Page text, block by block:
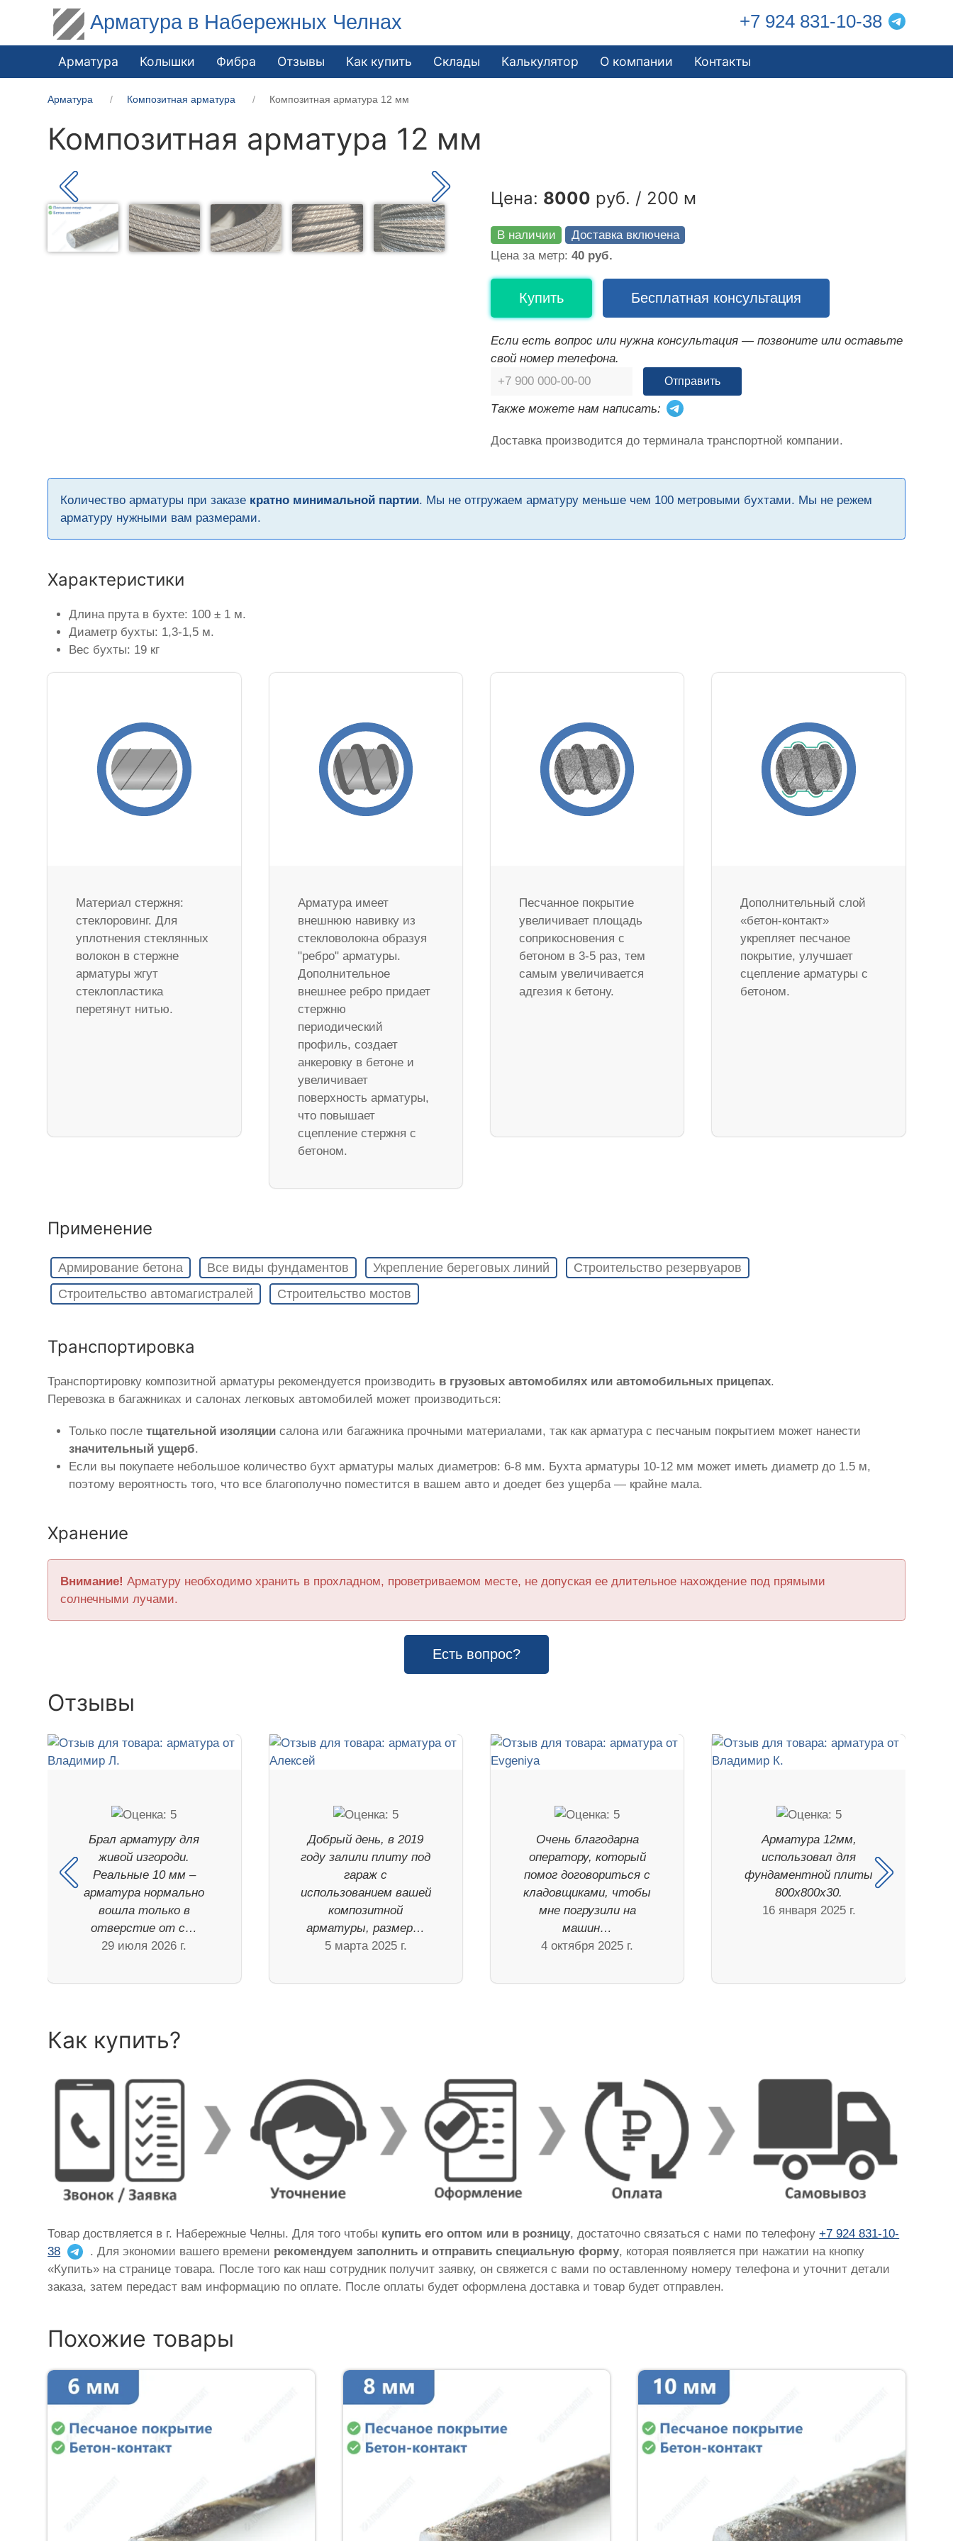
Арматура в Набережных Челнах +7 924 831-10-38
Арматура Колышки Фибра Отзывы Как купить Склады Калькулятор О компании Контакты
Арматура Композитная арматура Композитная арматура 12 мм
Композитная арматура 12 мм
Цена: 8000 руб. / 200 м
В наличии
Доставка включена
Цена за метр: 40 руб.
Купить Бесплатная консультация
Если есть вопрос или нужна консультация — позвоните или оставьте
свой номер телефона.
Отправить
Также можете нам написать:
Доставка производится до терминала транспортной компании.
Количество арматуры при заказе кратно минимальной партии. Мы не отгружаем арматуру меньше чем 100 метровыми бухтами. Мы не режем
арматуру нужными вам размерами.
Характеристики
Длина прута в бухте: 100 ± 1 м.
Диаметр бухты: 1,3-1,5 м.
Вес бухты: 19 кг
Материал стержня:
стеклоровинг. Для
уплотнения стеклянных
волокон в стержне
арматуры жгут
стеклопластика
перетянут нитью.
Арматура имеет
внешнюю навивку из
стекловолокна образуя
"ребро" арматуры.
Дополнительное
внешнее ребро придает
стержню
периодический
профиль, создает
анкеровку в бетоне и
увеличивает
поверхность арматуры,
что повышает
сцепление стержня с
бетоном.
Песчанное покрытие
увеличивает площадь
соприкосновения с
бетоном в 3-5 раз, тем
самым увеличивается
адгезия к бетону.
Дополнительный слой
«бетон-контакт»
укрепляет песчаное
покрытие, улучшает
сцепление арматуры с
бетоном.
Применение
Армирование бетона Все виды фундаментов Укрепление береговых линий
Строительство резервуаров
Строительство автомагистралей
Строительство мостов
Транспортировка
Транспортировку композитной арматуры рекомендуется производить в грузовых автомобилях или автомобильных прицепах.
Перевозка в багажниках и салонах легковых автомобилей может производиться:
Только послетщательной изоляции салона или багажника прочными материалами, так как арматура с песчаным покрытием может нанести
значительный ущерб.
Если вы покупаете небольшое количество бухт арматуры малых диаметров: 6-8 мм. Бухта арматуры 10-12 мм может иметь диаметр до 1.5 м,
поэтому вероятность того, что все благополучно поместится в вашем авто и доедет без ущерба — крайне мала.
Хранение
Внимание! Арматуру необходимо хранить в прохладном, проветриваемом месте, не допуская ее длительное нахождение под прямыми
солнечными лучами.
Есть вопрос?
Отзывы
Брал арматуру для
живой изгороди.
Реальные 10 мм –
арматура нормально
вошла только в
отверстие от с…
29 июля 2026 г.
Добрый день, в 2019
году залили плиту под
гараж с
использованием вашей
композитной
арматуры, размер…
5 марта 2025 г.
Очень благодарна
оператору, который
помог договориться с
кладовщиками, чтобы
мне погрузили на
машин…
4 октября 2025 г.
Арматура 12мм,
использовал для
фундаментной плиты
800х800х30.
16 января 2025 г.
Как купить?
Товар доствляется в г. Набережные Челны. Для того чтобы купить его оптом или в розницу, достаточно связаться с нами по телефону+7 924 831-10-
38
. Для экономии вашего времени рекомендуем заполнить и отправить специальную форму, которая появляется при нажатии на кнопку
«Купить» на странице товара. После того как наш сотрудник получит заявку, он свяжется с вами по оставленному номеру телефона и уточнит детали
заказа, затем передаст вам информацию по оплате. После оплаты будет оформлена доставка и товар будет отправлен.
Похожие товары